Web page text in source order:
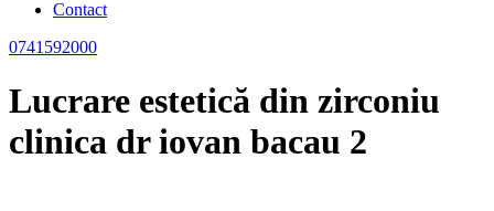
Contact
0741592000
Lucrare estetică din zirconiu
clinica dr iovan bacau 2